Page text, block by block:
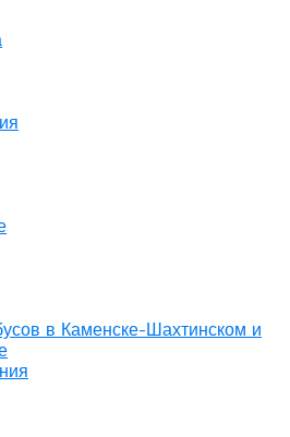
в Каменске-Шахтинском и